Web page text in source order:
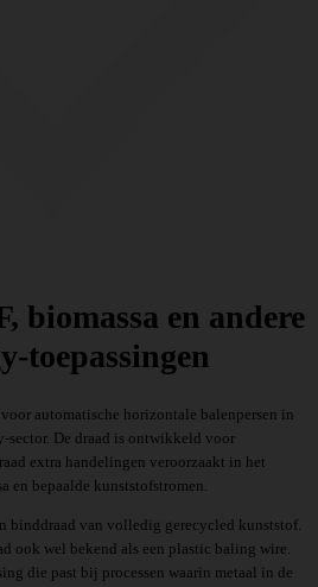
biomassa en andere
toepassingen
automatische horizontale balenpersen in
sector. De draad is ontwikkeld voor
extra handelingen veroorzaakt in het
en bepaalde kunststofstromen.
binddraad van volledig gerecycled kunststof.
ook wel bekend als een plastic baling wire.
die past bij processen waarin metaal in de